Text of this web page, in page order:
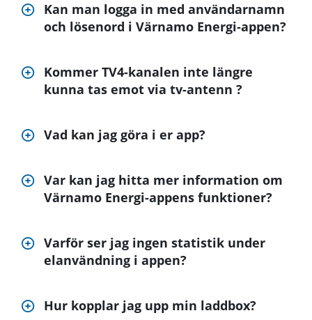
Kan man logga in med användarnamn
och lösenord i Värnamo Energi-appen?
Kommer TV4-kanalen inte längre
kunna tas emot via tv-antenn ?
Vad kan jag göra i er app?
Var kan jag hitta mer information om
Värnamo Energi-appens funktioner?
Varför ser jag ingen statistik under
elanvändning i appen?
Hur kopplar jag upp min laddbox?